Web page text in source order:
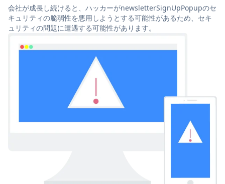
会社が成長し続けると、ハッカーがnewsletterSignUpPopupのセ
キュリティの脆弱性を悪用しようとする可能性があるため、セキ
ュリティの問題に遭遇する可能性があります。